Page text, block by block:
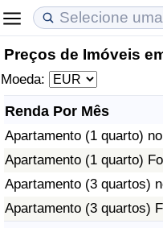
Preços de Imóveis
Moeda:
Renda Por Mês
Apartamento (1 quarto)
Apartamento (1 quarto)
Apartamento (3 quartos)
Apartamento (3 quartos)
Custo de Vida
Indicador de Custo de
Indicador de Custo de
Indicador de Custo de
Preços de Imóveis
Indicador de Preços de
Indicador de Preços de
Indicador de Preços de
Qualidade de Vida
Indicador de Qualidade
Indicador de Qualidade
Índice de qualidade de